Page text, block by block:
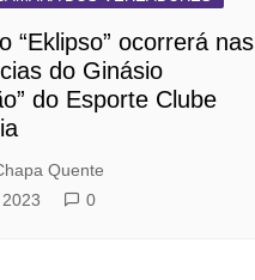
“Eklipso” ocorrerá nas
do Ginásio
do Esporte Clube
Quente
0